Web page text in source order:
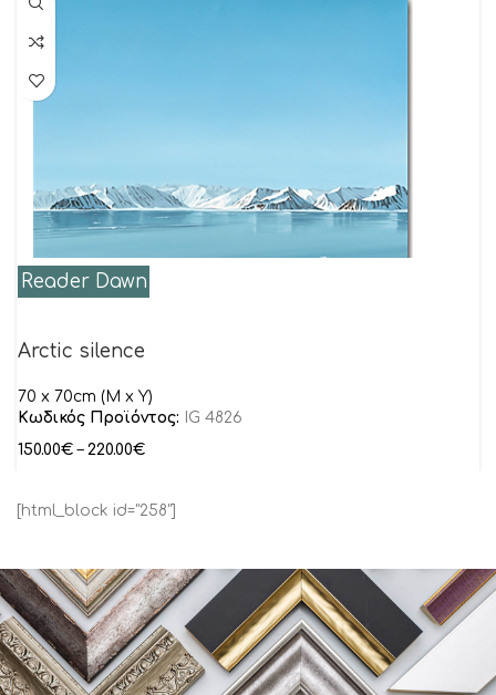
Reader Dawn
Arctic silence
70 x 70cm (M x Y)
Κωδικός Προϊόντος:
IG 4826
150.00€ – 220.00€
[html_block id="258"]